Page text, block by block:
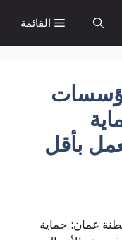
القائمة
بأقل
عمان: حماية